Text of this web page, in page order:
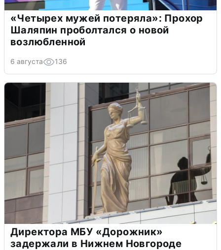
«Четырех мужей потеряла»: Прохор
Шаляпин проболтался о новой
возлюбленной
6 августа 136
Директора МБУ «Дорожник»
задержали в Нижнем Новгороде